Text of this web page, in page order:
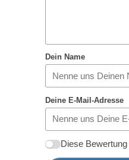
Dein Name
Deine E-Mail-Adresse
Diese